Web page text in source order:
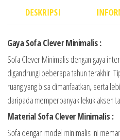
DESKRIPSI
Gaya Sofa Clever Minimalis :
Sofa Clever Minimalis dengan gaya
digandrungi beberapa tahun terakhir.
ruang yang bisa dimanfaatkan, serta
daripada memperbanyak lekuk aksen
Material Sofa Clever Minimalis :
Sofa dengan model minimalis ini